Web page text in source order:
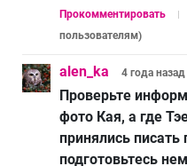
Прокомментировать
пользователям)
alen_ka 4 года назад
Проверьте
фото Кая, а где
принялись писать
подготовьтесь